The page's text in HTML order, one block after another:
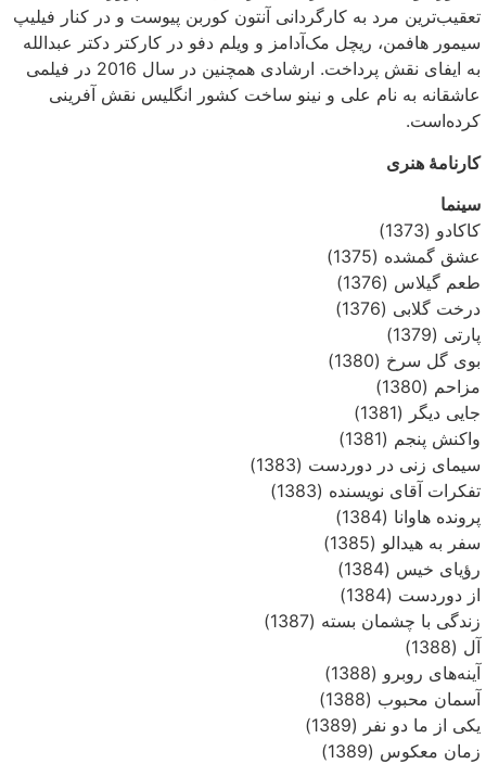
تعقیب‌ترین مرد به کارگردانی آنتون کوربن پیوست و در کنار فیلیپ
سیمور هافمن، ریچل مک‌آدامز و ویلم دفو در کارکتر دکتر عبدالله
به ایفای نقش پرداخت. ارشادی همچنین در سال 2016 در فیلمی
عاشقانه به نام علی و نینو ساخت کشور انگلیس نقش آفرینی
کرده‌است.
کارنامهٔ هنری
سینما
کاکادو (1373)
عشق گمشده (1375)
طعم گیلاس (1376)
درخت گلابی (1376)
پارتی (1379)
بوی گل سرخ (1380)
مزاحم (1380)
جایی دیگر (1381)
واکنش پنجم (1381)
سیمای زنی در دوردست (1383)
تفکرات آقای نویسنده (1383)
پرونده هاوانا (1384)
سفر به هیدالو (1385)
رؤیای خیس (1384)
از دوردست (1384)
زندگی با چشمان بسته (1387)
آل (1388)
آینه‌های روبرو (1388)
آسمان محبوب (1388)
یکی از ما دو نفر (1389)
زمان معکوس (1389)